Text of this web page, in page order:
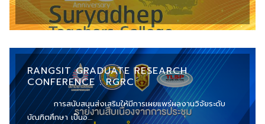
RANGSIT GRADUATE RESEARCH
CONFERENCE : RGRC
การสนับสนุนส่งเสริมให้มีการเผยแพร่ผลงานวิจัยระดับ
บัณฑิตศึกษา เป็นอ....